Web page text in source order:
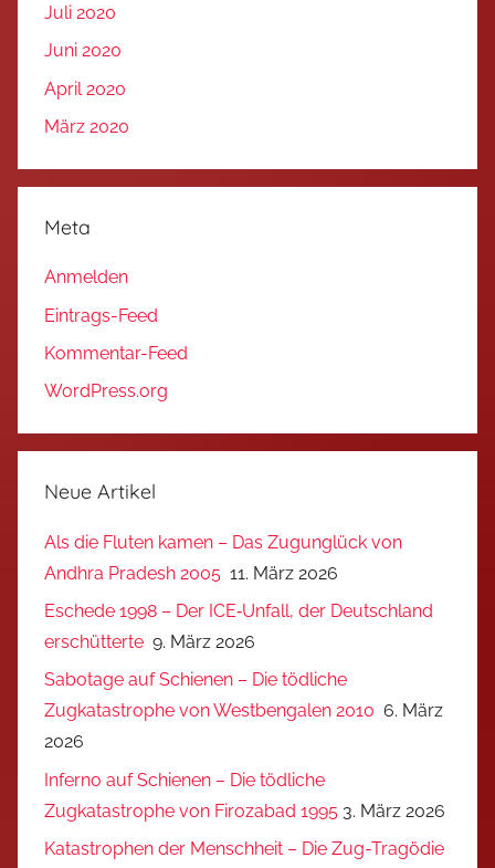
Juli 2020
Juni 2020
April 2020
März 2020
Meta
Anmelden
Eintrags-Feed
Kommentar-Feed
WordPress.org
Neue Artikel
Als die Fluten kamen – Das Zugunglück von
Andhra Pradesh 2005 11. März 2026
Eschede 1998 – Der ICE‑Unfall, der Deutschland
erschütterte 9. März 2026
Sabotage auf Schienen – Die tödliche
Zugkatastrophe von Westbengalen 2010 6. März
2026
Inferno auf Schienen – Die tödliche
Zugkatastrophe von Firozabad 1995 3. März 2026
Katastrophen der Menschheit – Die Zug-Tragödie